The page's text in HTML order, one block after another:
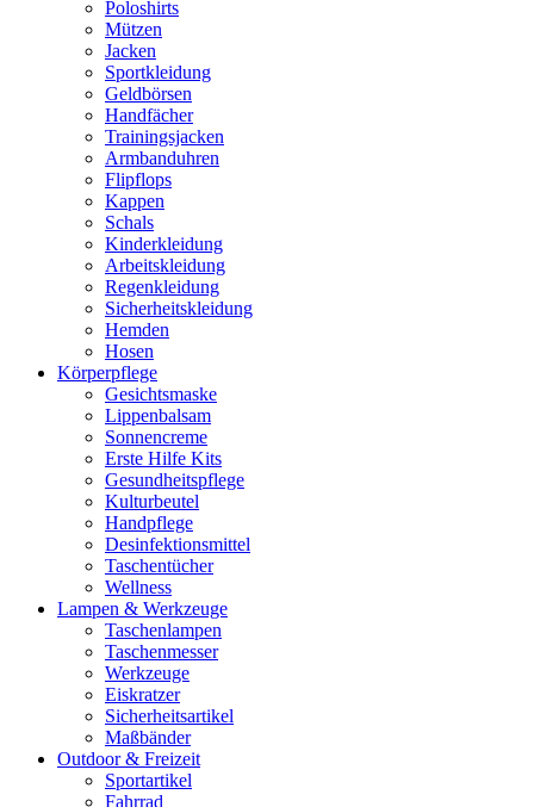
Poloshirts
Mützen
Jacken
Sportkleidung
Geldbörsen
Handfächer
Trainingsjacken
Armbanduhren
Flipflops
Kappen
Schals
Kinderkleidung
Arbeitskleidung
Regenkleidung
Sicherheitskleidung
Hemden
Hosen
Körperpflege
Gesichtsmaske
Lippenbalsam
Sonnencreme
Erste Hilfe Kits
Gesundheitspflege
Kulturbeutel
Handpflege
Desinfektionsmittel
Taschentücher
Wellness
Lampen & Werkzeuge
Taschenlampen
Taschenmesser
Werkzeuge
Eiskratzer
Sicherheitsartikel
Maßbänder
Outdoor & Freizeit
Sportartikel
Fahrrad